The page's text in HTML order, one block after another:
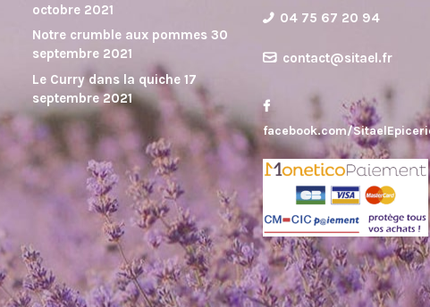
octobre 2021
Notre crumble aux pommes 30
septembre 2021
Le Curry dans la quiche 17
septembre 2021
04 75 67 20 94
contact@sitael.fr
facebook.com/